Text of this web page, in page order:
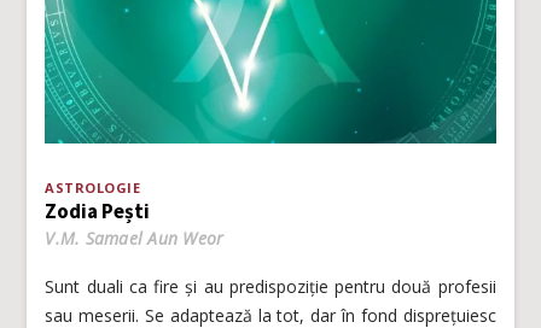
ASTROLOGIE
Zodia Pești
V.M. Samael Aun Weor
Sunt duali ca fire și au predispoziție pentru două profesii
sau meserii. Se adaptează la tot, dar în fond disprețuiesc